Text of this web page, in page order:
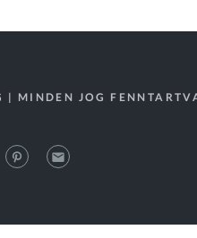
| MINDEN JOG